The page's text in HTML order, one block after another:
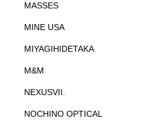
MASSES
MINE USA
MIYAGIHIDETAKA
M&M
NEXUSVII.
NOCHINO OPTICAL